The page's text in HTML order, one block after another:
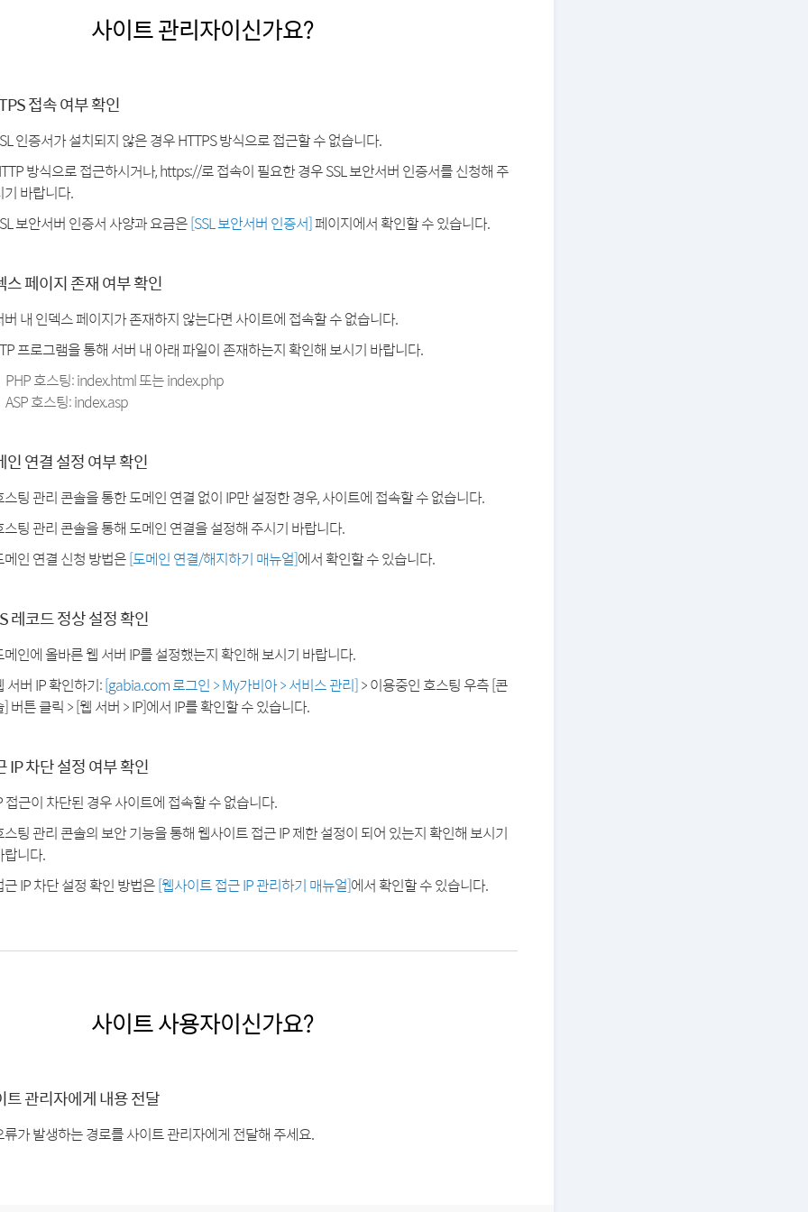
사이트 관리자이신가요?
접속 여부 확인
인증서가 설치되지 않은 경우 HTTPS 방식으로 접근할 수 없습니다.
방식으로 접근하시거나, https://로 접속이 필요한 경우 SSL 보안서버 인증서를 신청해 주
기 바랍니다.
보안서버 인증서 사양과 요금은[SSL 보안서버 인증서]페이지에서 확인할 수 있습니다.
스 페이지 존재 여부 확인
버 내 인덱스 페이지가 존재하지 않는다면 사이트에 접속할 수 없습니다.
프로그램을 통해 서버 내 아래 파일이 존재하는지 확인해 보시기 바랍니다.
PHP 호스팅: index.html 또는 index.php
ASP 호스팅: index.asp
인 연결 설정 여부 확인
스팅 관리 콘솔을 통한 도메인 연결 없이 IP만 설정한 경우, 사이트에 접속할 수 없습니다.
스팅 관리 콘솔을 통해 도메인 연결을 설정해 주시기 바랍니다.
메인 연결 신청 방법은[도메인 연결/해지하기 매뉴얼]에서 확인할 수 있습니다.
레코드 정상 설정 확인
메인에 올바른 웹 서버 IP를 설정했는지 확인해 보시기 바랍니다.
서버 IP 확인하기:[gabia.com 로그인 > My가비아 > 서비스 관리]> 이용중인 호스팅 우측 [콘
] 버튼 클릭 > [웹 서버 > IP]에서 IP를 확인할 수 있습니다.
IP 차단 설정 여부 확인
접근이 차단된 경우 사이트에 접속할 수 없습니다.
스팅 관리 콘솔의 보안 기능을 통해 웹사이트 접근 IP 제한 설정이 되어 있는지 확인해 보시기
랍니다.
근 IP 차단 설정 확인 방법은[웹사이트 접근 IP 관리하기 매뉴얼]에서 확인할 수 있습니다.
사이트 사용자이신가요?
트 관리자에게 내용 전달
류가 발생하는 경로를 사이트 관리자에게 전달해 주세요.